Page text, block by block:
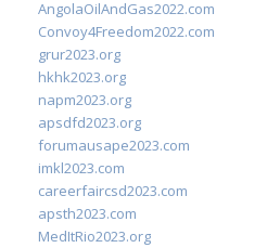
AngolaOilAndGas2022.com
Convoy4Freedom2022.com
grur2023.org
hkhk2023.org
napm2023.org
apsdfd2023.org
forumausape2023.com
imkl2023.com
careerfaircsd2023.com
apsth2023.com
MedItRio2023.org